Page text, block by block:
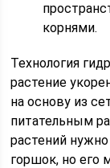
корнями.
Технология
растение
на основу из
питательным
растений
горшок, но его